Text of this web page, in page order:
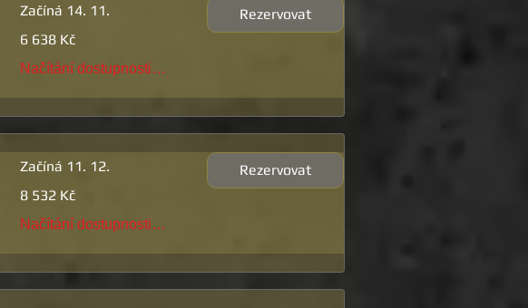
Začíná 14. 11.
českých
6 638 Kč
Načítání dostupnosti…
Rezervovat
Začíná 11. 12.
českých
8 532 Kč
Načítání dostupnosti…
Rezervovat